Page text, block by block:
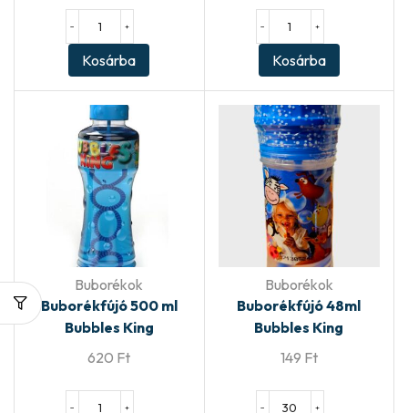
− +
Kosárba
− +
Kosárba
Buborékok
Buborékfújó 500 ml
Bubbles King
620 Ft
− +
Buborékok
Buborékfújó 48ml
Bubbles King
149 Ft
− +